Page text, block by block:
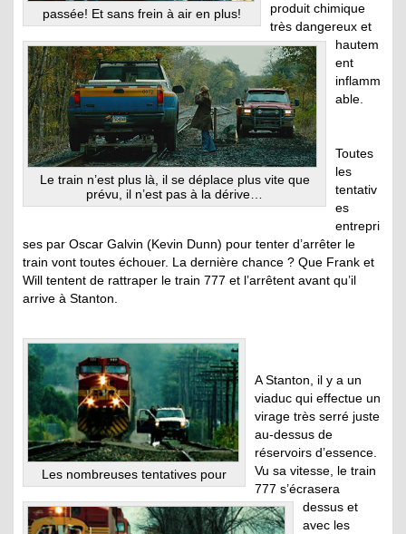
passée! Et sans frein à air en plus!
Le train n’est plus là, il se déplace plus vite que
prévu, il n’est pas à la dérive…
produit chimique
très dangereux et
hautem
ent
inflamm
able.
Toutes
les
tentativ
es
entrepri
ses par Oscar Galvin (Kevin Dunn) pour tenter d’arrêter le
train vont toutes échouer. La dernière chance ? Que Frank et
Will tentent de rattraper le train 777 et l’arrêtent avant qu’il
arrive à Stanton.
Les nombreuses tentatives pour
A Stanton, il y a un
viaduc qui effectue un
virage très serré juste
au-dessus de
réservoirs d’essence.
Vu sa vitesse, le train
777 s’écrasera
dessus et
avec les